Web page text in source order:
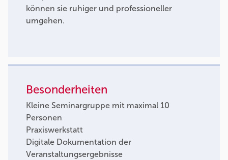
können sie ruhiger und professioneller
umgehen.
Besonderheiten
Kleine Seminargruppe mit maximal 10
Personen
Praxiswerkstatt
Digitale Dokumentation der
Veranstaltungsergebnisse